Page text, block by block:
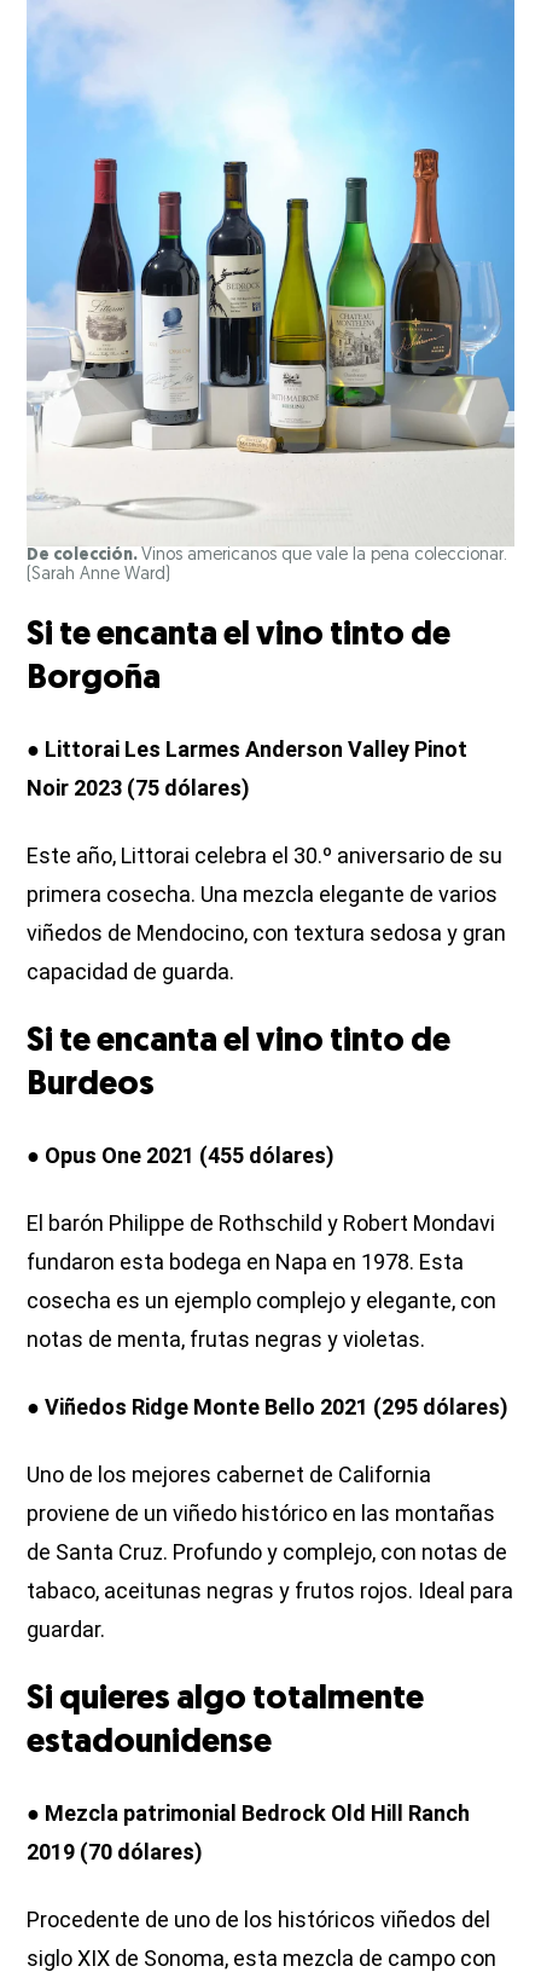
De colección. Vinos americanos que vale la pena coleccionar.
(Sarah Anne Ward)
Si te encanta el vino tinto de
Borgoña
● Littorai Les Larmes Anderson Valley Pinot
Noir 2023 (75 dólares)
Este año, Littorai celebra el 30.º aniversario de su
primera cosecha. Una mezcla elegante de varios
viñedos de Mendocino, con textura sedosa y gran
capacidad de guarda.
Si te encanta el vino tinto de
Burdeos
● Opus One 2021 (455 dólares)
El barón Philippe de Rothschild y Robert Mondavi
fundaron esta bodega en Napa en 1978. Esta
cosecha es un ejemplo complejo y elegante, con
notas de menta, frutas negras y violetas.
● Viñedos Ridge Monte Bello 2021 (295 dólares)
Uno de los mejores cabernet de California
proviene de un viñedo histórico en las montañas
de Santa Cruz. Profundo y complejo, con notas de
tabaco, aceitunas negras y frutos rojos. Ideal para
guardar.
Si quieres algo totalmente
estadounidense
● Mezcla patrimonial Bedrock Old Hill Ranch
2019 (70 dólares)
Procedente de uno de los históricos viñedos del
siglo XIX de Sonoma, esta mezcla de campo con